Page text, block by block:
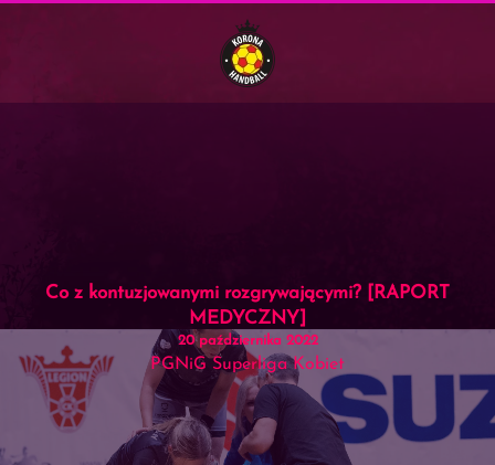
Co z kontuzjowanymi rozgrywającymi? [RAPORT
MEDYCZNY]
20 października 2022
PGNiG Superliga Kobiet